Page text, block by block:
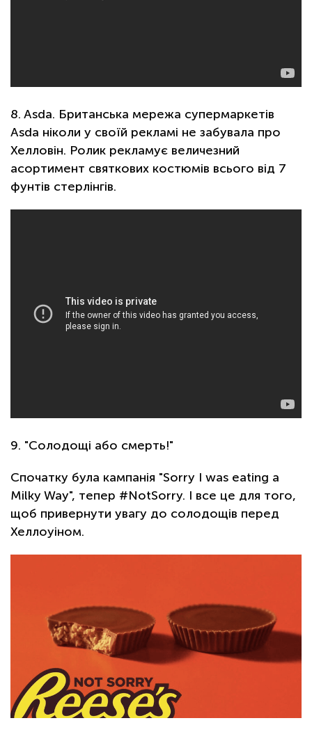
8. Asda. Британська мережа супермаркетів
Asda ніколи у своїй рекламі не забувала про
Хелловін. Ролик рекламує величезний
асортимент святкових костюмів всього від 7
фунтів стерлінгів.
9. "Солодощі або смерть!"
Спочатку була кампанія "Sorry I was eating a
Milky Way", тепер #NotSorry. І все це для того,
щоб привернути увагу до солодощів перед
Хеллоуіном.